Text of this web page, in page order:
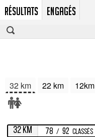
RÉSULTATS ENGAGÉS
32 km 22 km 12km
32 km 78 / 92 Classés